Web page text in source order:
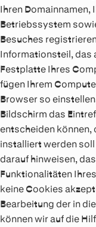
Ihren Domainnamen,
Betriebssystem
Besuches
Informationsteil, das
Festplatte Ihres
fügen Ihrem
Browser so
Bildschirm das
entscheiden können,
installiert werden
darauf hinweisen,
Funktionalitäten
keine Cookies
Bearbeitung der in
können wir auf die